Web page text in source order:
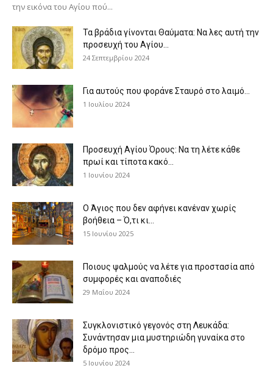
την εικόνα του Αγίου πού...
Τα βράδια γίνονται Θαύματα: Να λες αυτή την
προσευχή του Αγίου...
24 Σεπτεμβρίου 2024
Για αυτούς που φοράνε Σταυρό στο λαιμό…
1 Ιουλίου 2024
Προσευχή Αγίου Όρους: Να τη λέτε κάθε
πρωί και τίποτα κακό...
1 Ιουνίου 2024
Ο Άγιος που δεν αφήνει κανέναν χωρίς
βοήθεια – Ό,τι κι...
15 Ιουνίου 2025
Ποιους ψαλμούς να λέτε για προστασία από
συμφορές και αναποδιές
29 Μαΐου 2024
Συγκλονιστικό γεγονός στη Λευκάδα:
Συνάντησαν μια μυστηριώδη γυναίκα στο
δρόμο προς...
5 Ιουνίου 2024